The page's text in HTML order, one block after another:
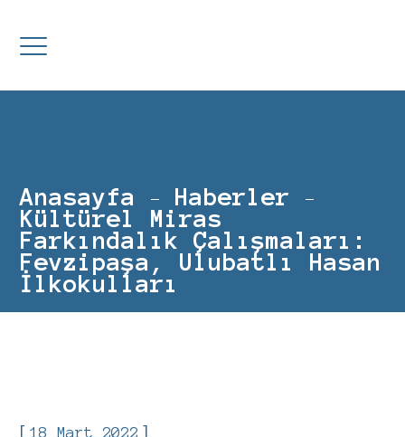
Anasayfa
Haberler
Kültürel Miras
Farkındalık Çalışmaları:
Fevzipaşa, Ulubatlı Hasan
İlkokulları
[18 Mart 2022 ]